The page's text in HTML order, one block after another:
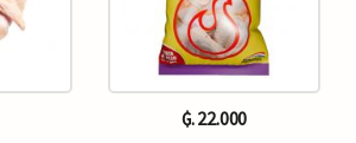
₲. 22.000